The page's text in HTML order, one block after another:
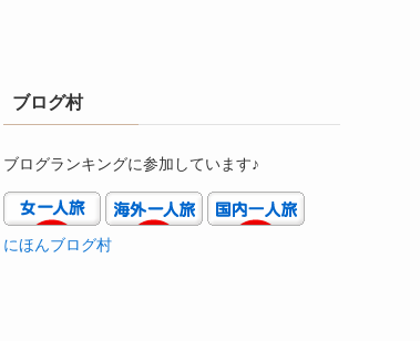
ブログ村
ブログランキングに参加しています♪
にほんブログ村